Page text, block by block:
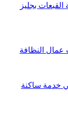
بجليز
عمال النظافة
خدمة ساكنة